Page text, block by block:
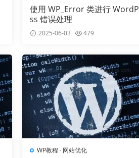
使用 WP_Error 类进行
ss 错误处理
2025-06-03 479
WP教程 · 网站优化